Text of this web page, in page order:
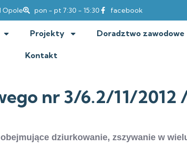
Opole pon - pt 7:30 - 15:30 facebook
Projekty Doradztwo zawodowe
Kontakt
nr 3/6.2/11/2012
dziurkowanie, zszywanie w